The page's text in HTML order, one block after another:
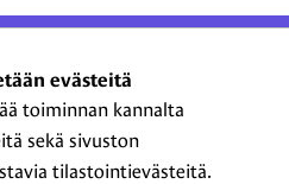
evästeitä
toiminnan kannalta
sekä sivuston
tilastointievästeitä.
ry
2. krs